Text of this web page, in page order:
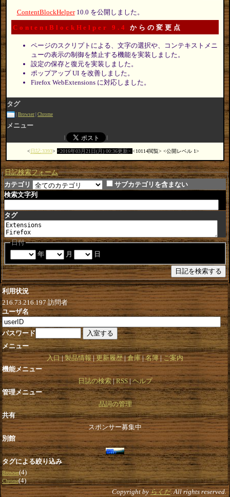
ContentBlockHelper10.0 を公開しました。
ContentBlockHelper 9.4 からの変更点
ページのスクリプトによる、文字の選択や、コンテキストメニ
ューの表示の制御を禁止する機能を実装しました。
設定の保存と復元を実装しました。
ポップアップ UI を改善しました。
Firefox WebExtensions に対応しました。
タグ
Browser Chrome
メニュー
日記:3393 2016年03月21日(月) 00:36更新 10114閲覧 公開レベル 1
日記検索フォーム
カテゴリ
サブカテゴリを含まない
検索文字列
タグ
日付
年
月 日
利用状況
216.73.216.197訪問者
ユーザ名
パスワード
メニュー
入口 製品情報 更新履歴 倉庫 名簿 ご案内
機能メニュー
日誌の検索 RSS ヘルプ
管理メニュー
品詞の管理
共有
スポンサー募集中
別館
タグによる絞り込み
Browser(4)
Chrome(4)
Copyright byらくだ. All rights reserved.